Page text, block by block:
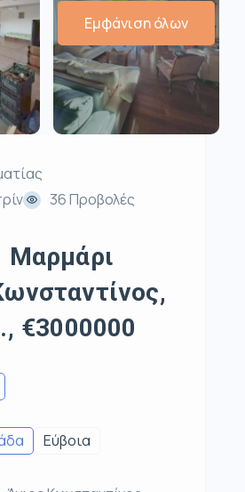
Εμφάνιση όλων
36 Προβολές
Μαρμάρι
€3000000
Εύβοια